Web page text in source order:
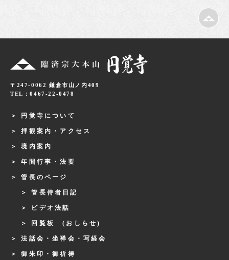
〒247-0062 鎌倉市山ノ内409
TEL：0467-22-0478
円覚寺について
拝観案内・アクセス
境内案内
年間行事・法要
管長のページ
管長侍者日記
ビデオ法話
回覧板 (おしらせ)
法話会・坐禅会・写経会
御朱印・御祈祷